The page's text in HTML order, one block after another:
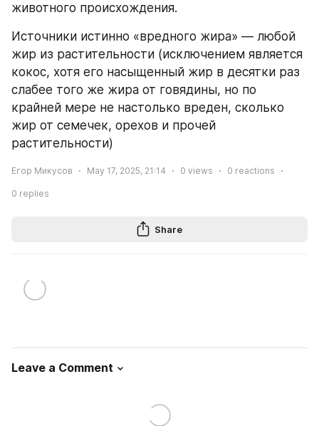
животного происхождения.
Источники истинно «вредного жира» — любой
жир из растительности (исключением является
кокос, хотя его насыщенный жир в десятки раз
слабее того же жира от говядины, но по
крайней мере не настолько вреден, сколько
жир от семечек, орехов и прочей
растительности)
Егор Микусов May 17, 2025, 21:14 0 views 0 reactions
0 replies
Share
Leave a Comment